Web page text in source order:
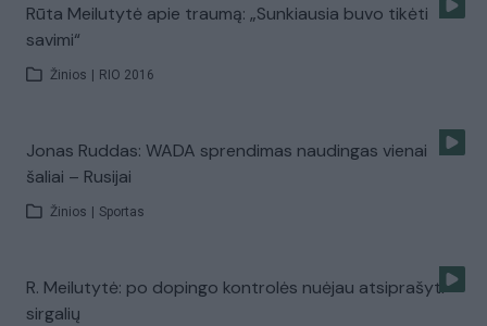
Rūta Meilutytė apie traumą: „Sunkiausia buvo tikėti
savimi“
Žinios | RIO 2016
Jonas Ruddas: WADA sprendimas naudingas vienai
šaliai – Rusijai
Žinios | Sportas
R. Meilutytė: po dopingo kontrolės nuėjau atsiprašyti
sirgalių